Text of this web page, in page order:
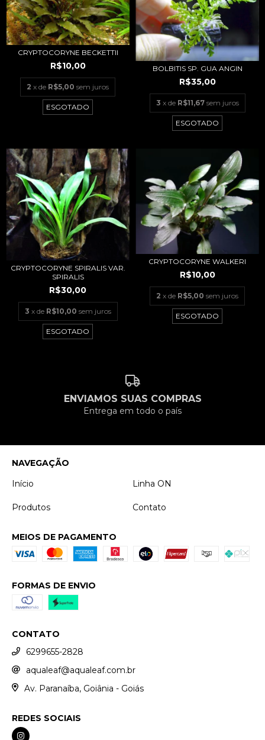
CRYPTOCORYNE BECKETTII
R$10,00
2 x de R$5,00 sem juros
ESGOTADO
BOLBITIS SP. GUA ANGIN
R$35,00
3 x de R$11,67 sem juros
ESGOTADO
CRYPTOCORYNE SPIRALIS VAR.
SPIRALIS
R$30,00
3 x de R$10,00 sem juros
ESGOTADO
CRYPTOCORYNE WALKERI
R$10,00
2 x de R$5,00 sem juros
ESGOTADO
ENVIAMOS SUAS COMPRAS
Entrega em todo o país
NAVEGAÇÃO
Início
Linha ON
Produtos Contato
MEIOS DE PAGAMENTO
FORMAS DE ENVIO
CONTATO
6299655-2828
aqualeaf@aqualeaf.com.br
Av. Paranaíba, Goiânia - Goiás
REDES SOCIAIS